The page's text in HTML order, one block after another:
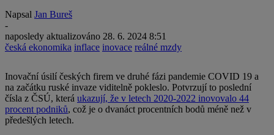
Napsal Jan Bureš
-
naposledy aktualizováno 28. 6. 2024 8:51
česká ekonomika inflace inovace reálné mzdy
Inovační úsilí českých firem ve druhé fázi pandemie COVID 19 a
na začátku ruské invaze viditelně pokleslo. Potvrzují to poslední
čísla z ČSÚ, která ukazují, že v letech 2020-2022 inovovalo 44
procent podniků, což je o dvanáct procentních bodů méně než v
předešlých letech.